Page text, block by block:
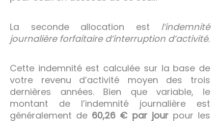
La seconde allocation est l’indemnité
journalière forfaitaire d’interruption d’activité.
Cette indemnité est calculée sur la base de
votre revenu d’activité moyen des trois
dernières années. Bien que variable, le
montant de l’indemnité journalière est
généralement de 60,26 € par jourpour les